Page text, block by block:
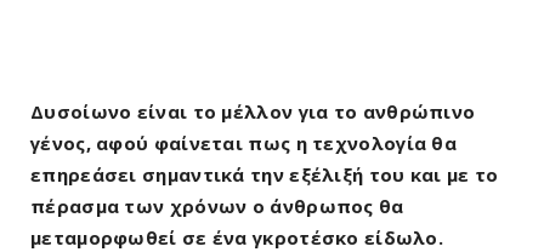
Δυσοίωνο είναι το μέλλον για το ανθρώπινο
γένος, αφού φαίνεται πως η τεχνολογία θα
επηρεάσει σημαντικά την εξέλιξή του και με το
πέρασμα των χρόνων ο άνθρωπος θα
μεταμορφωθεί σε ένα γκροτέσκο είδωλο.